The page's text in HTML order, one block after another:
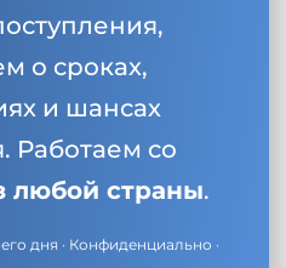
о сроках,
и шансах
Работаем со
любой страны.
дня · Конфиденциально ·